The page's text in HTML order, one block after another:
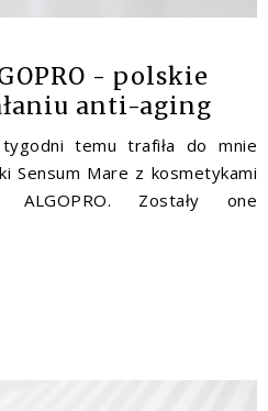
- polskie
anti-aging
tygodni temu trafiła do mnie
Sensum Mare z kosmetykami
Zostały one